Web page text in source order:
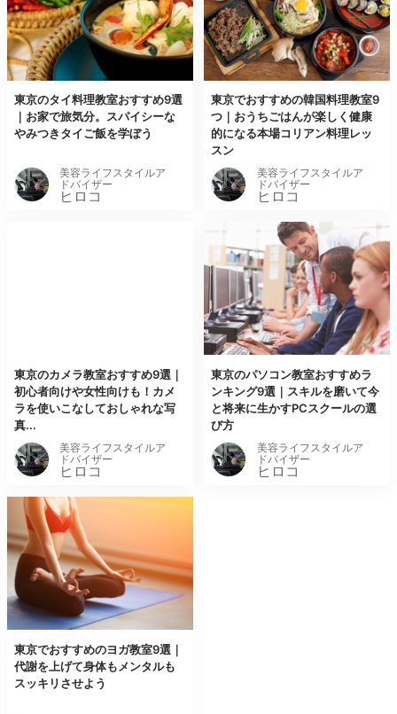
東京のタイ料理教室おすすめ9選
｜お家で旅気分。スパイシーな
やみつきタイご飯を学ぼう
美容ライフスタイルア
ドバイザー
ヒロコ
東京でおすすめの韓国料理教室9
つ｜おうちごはんが楽しく健康
的になる本場コリアン料理レッ
スン
美容ライフスタイルア
ドバイザー
ヒロコ
東京のカメラ教室おすすめ9選｜
初心者向けや女性向けも！カメ
ラを使いこなしておしゃれな写
真...
美容ライフスタイルア
ドバイザー
ヒロコ
東京のパソコン教室おすすめラ
ンキング9選｜スキルを磨いて今
と将来に生かすPCスクールの選
び方
美容ライフスタイルア
ドバイザー
ヒロコ
東京でおすすめのヨガ教室9選｜
代謝を上げて身体もメンタルも
スッキリさせよう